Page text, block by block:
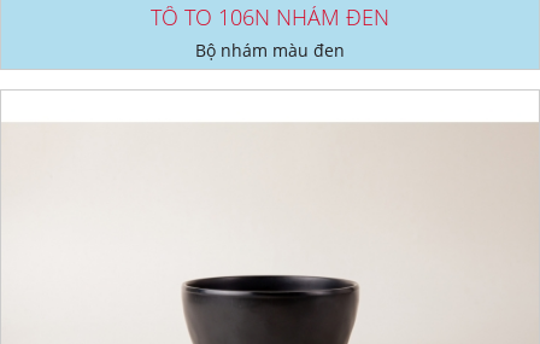
TÔ TO 106N NHÁM ĐEN
Bộ nhám màu đen